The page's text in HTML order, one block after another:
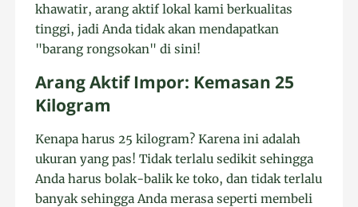
khawatir, arang aktif lokal kami berkualitas
tinggi, jadi Anda tidak akan mendapatkan
"barang rongsokan" di sini!
Arang Aktif Impor: Kemasan 25
Kilogram
Kenapa harus 25 kilogram? Karena ini adalah
ukuran yang pas! Tidak terlalu sedikit sehingga
Anda harus bolak-balik ke toko, dan tidak terlalu
banyak sehingga Anda merasa seperti membeli